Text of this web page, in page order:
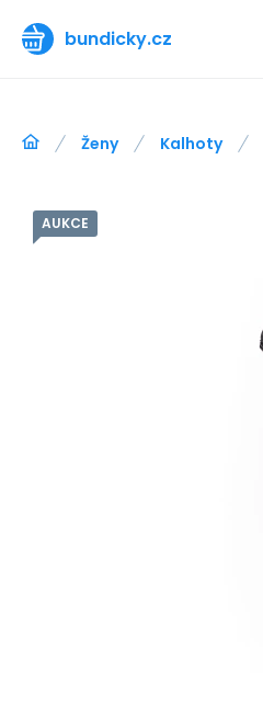
bundicky.cz
Ženy Kalhoty
AUKCE